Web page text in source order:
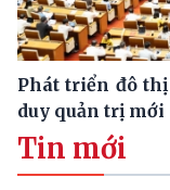
Phát triển đô
duy quản trị mới
Tin mới